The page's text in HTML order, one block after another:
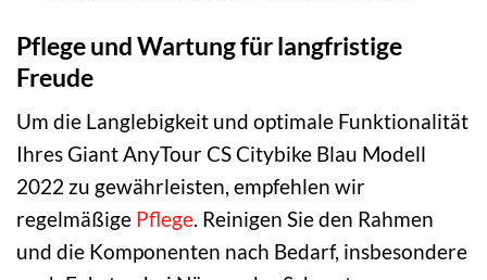
Pflege und Wartung für langfristige
Freude
Um die Langlebigkeit und optimale Funktionalität
Ihres Giant AnyTour CS Citybike Blau Modell
2022 zu gewährleisten, empfehlen wir
regelmäßige Pflege. Reinigen Sie den Rahmen
und die Komponenten nach Bedarf, insbesondere